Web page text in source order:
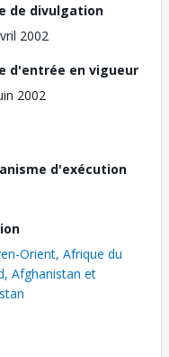
de divulgation
2002
d'entrée en vigueur
2002
d'exécution
Orient, Afrique du
Afghanistan et